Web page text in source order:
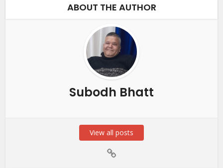
ABOUT THE AUTHOR
Subodh Bhatt
View all posts